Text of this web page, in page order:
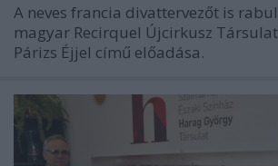
A neves francia divattervezőt is
magyar Recirquel Újcirkusz
Párizs Éjjel című előadása.